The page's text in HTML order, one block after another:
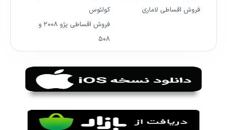
فروش اقساطی لاماری
کولئوس
فروش اقساطی پژو ۲۰۰۸ و
۵۰۸